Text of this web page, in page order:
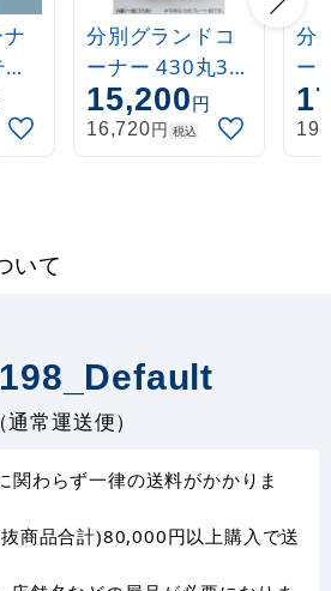
分別グランドコ
ーナー 430丸32
分別プレート:も
えるゴミ DS-
195-211-6
15,200円
16,720円 税込
分
ー
ト:
いて
（通常運送便）
関わらず一律の送料がかかりま
商品合計)80,000円以上購入で送